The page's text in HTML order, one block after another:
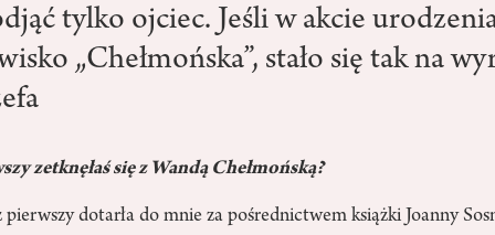
tylko ojciec. Jeśli w akcie
„Chełmońska”, stało się tak na
zetknęłaś się z Wandą Chełmońską?
pierwszy dotarła do mnie za pośrednictwem książki Joanny